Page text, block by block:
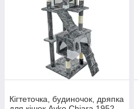
Кігтеточка, будиночок, дряпка